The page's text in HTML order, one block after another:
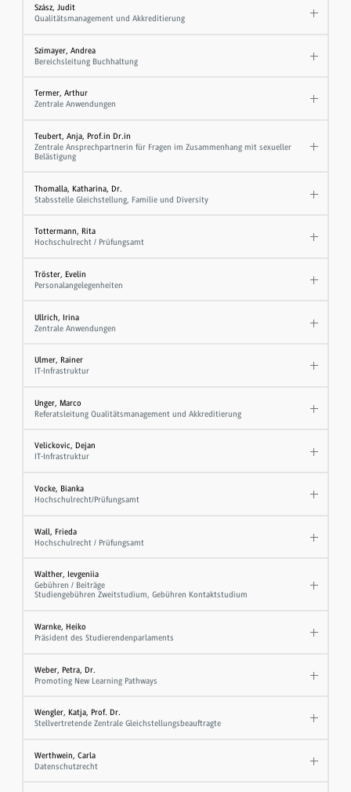
Szász, Judit
Qualitätsmanagement und Akkreditierung
Szimayer, Andrea
Bereichsleitung Buchhaltung
Termer, Arthur
Zentrale Anwendungen
Teubert, Anja, Prof.in Dr.in
Zentrale Ansprechpartnerin für Fragen im Zusammenhang mit sexueller
Belästigung
Thomalla, Katharina, Dr.
Stabsstelle Gleichstellung, Familie und Diversity
Tottermann, Rita
Hochschulrecht / Prüfungsamt
Tröster, Evelin
Personalangelegenheiten
Ullrich, Irina
Zentrale Anwendungen
Ulmer, Rainer
IT-Infrastruktur
Unger, Marco
Referatsleitung Qualitätsmanagement und Akkreditierung
Velickovic, Dejan
IT-Infrastruktur
Vocke, Bianka
Hochschulrecht/Prüfungsamt
Wall, Frieda
Hochschulrecht / Prüfungsamt
Walther, Ievgeniia
Gebühren / Beiträge
Studiengebühren Zweitstudium, Gebühren Kontaktstudium
Warnke, Heiko
Präsident des Studierendenparlaments
Weber, Petra, Dr.
Promoting New Learning Pathways
Wengler, Katja, Prof. Dr.
Stellvertretende Zentrale Gleichstellungsbeauftragte
Werthwein, Carla
Datenschutzrecht